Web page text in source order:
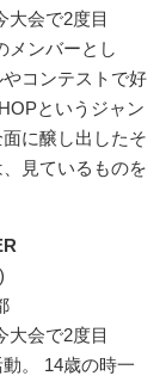
大会で2度目
メンバーとし
コンテストで好
というジャン
に醸し出したそ
見ているものを
大会で2度目
。 14歳の時一